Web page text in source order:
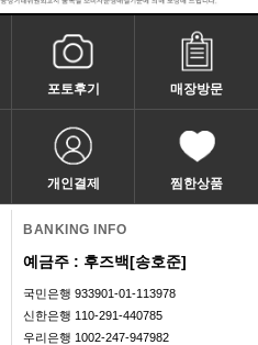
포토후기 매장방문
개인결제 찜한상품
BANKING INFO
예금주 : 후즈백[송호준]
국민은행 933901-01-113978
신한은행 110-291-440785
우리은행 1002-247-947982